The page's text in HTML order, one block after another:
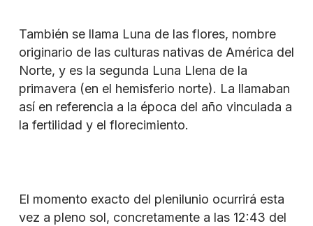
También se llama Luna de las flores, nombre
originario de las culturas nativas de América del
Norte, y es la segunda Luna Llena de la
primavera (en el hemisferio norte). La llamaban
así en referencia a la época del año vinculada a
la fertilidad y el florecimiento.
El momento exacto del plenilunio ocurrirá esta
vez a pleno sol, concretamente a las 12:43 del